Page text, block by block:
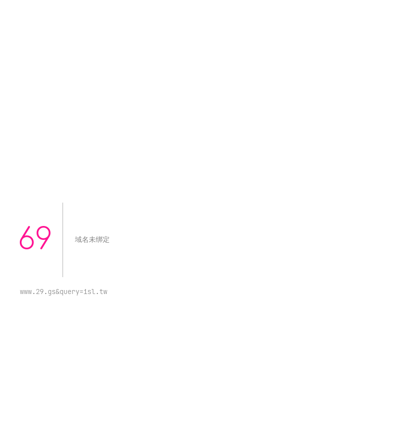
69 域名未绑定
www.29.gs&query=isl.tw